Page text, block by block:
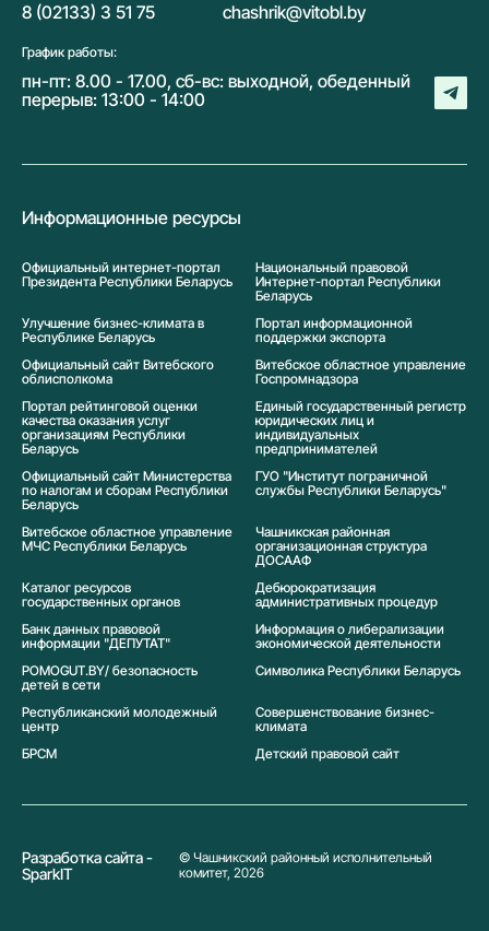
8 (02133) 3 51 75 chashrik@vitobl.by
График работы:
пн-пт: 8.00 - 17.00, сб-вс: выходной, обеденный
перерыв: 13:00 - 14:00
Информационные ресурсы
Официальный интернет-портал
Президента Республики Беларусь
Национальный правовой
Интернет-портал Республики
Беларусь
Улучшение бизнес-климата в
Республике Беларусь
Портал информационной
поддержки экспорта
Официальный сайт Витебского
облисполкома
Витебское областное управление
Госпромнадзора
Портал рейтинговой оценки
качества оказания услуг
организациям Республики
Беларусь
Единый государственный регистр
юридических лиц и
индивидуальных
предпринимателей
Официальный сайт Министерства
по налогам и сборам Республики
Беларусь
ГУО "Институт пограничной
службы Республики Беларусь"
Витебское областное управление
МЧС Республики Беларусь
Чашникская районная
организационная структура
ДОСААФ
Каталог ресурсов
государственных органов
Дебюрократизация
административных процедур
Банк данных правовой
информации "ДЕПУТАТ"
Информация о либерализации
экономической деятельности
POMOGUT.BY/ безопасность
детей в сети
Символика Реcпублики Беларусь
Республиканский молодежный
центр
Совершенствование бизнес-
климата
БРСМ
Детский правовой сайт
Разработка сайта -
SparkIT
© Чашникский районный исполнительный
комитет, 2026